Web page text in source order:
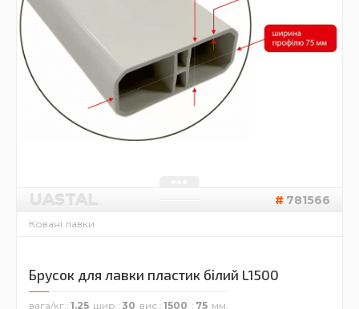
UASTAL 781566
Ковані лавки
Брусок для лавки пластик білий L1500
вага/кг. 1.25 шир. 30 вис. 1500 75